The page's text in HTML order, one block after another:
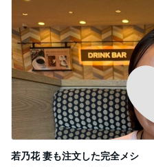
若乃花 妻も注文した完全メシ